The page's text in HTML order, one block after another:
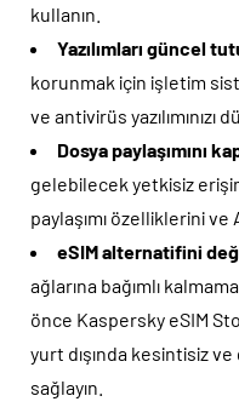
kullanın.
Yazılımları güncel
korunmak için işletim
ve antivirüs
Dosya paylaşımını
gelebilecek yetkisiz
paylaşımı özelliklerini ve
eSIM alternatifini
ağlarına bağımlı
önce Kaspersky eSIM
yurt dışında kesintisiz
sağlayın.